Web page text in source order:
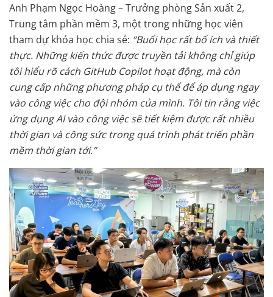
Anh Phạm Ngọc Hoàng – Trưởng phòng Sản xuất 2,
Trung tâm phần mềm 3, một trong những học viên
tham dự khóa học chia sẻ: “Buổi học rất bổ ích và thiết
thực. Những kiến thức được truyền tải không chỉ giúp
tôi hiểu rõ cách GitHub Copilot hoạt động, mà còn
cung cấp những phương pháp cụ thể để áp dụng ngay
vào công việc cho đội nhóm của mình. Tôi tin rằng việc
ứng dụng AI vào công việc sẽ tiết kiệm được rất nhiều
thời gian và công sức trong quá trình phát triển phần
mềm thời gian tới.”